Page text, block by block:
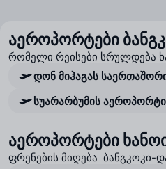
აეროპორტები
რომელი რეისები სრულდება
დონ მიჰაგას
სუარარბუმის
აეროპორტები
ფრენების მიღება ბანგკოკი-